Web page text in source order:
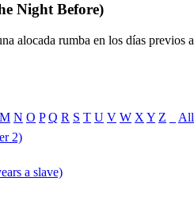
Night Before)
alocada rumba en los días previos a
M N O P Q R S T U V W X Y Z
All
2)
a slave)